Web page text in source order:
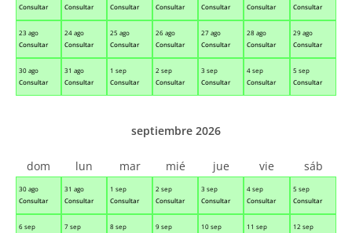
Consultar
Consultar
Consultar
Consultar
Consultar
Consultar
Consultar
23 ago
Consultar
24 ago
Consultar
25 ago
Consultar
26 ago
Consultar
27 ago
Consultar
28 ago
Consultar
29 ago
Consultar
30 ago
Consultar
31 ago
Consultar
1 sep
Consultar
2 sep
Consultar
3 sep
Consultar
4 sep
Consultar
5 sep
Consultar
30 ago
Consultar
31 ago
Consultar
1 sep
Consultar
2 sep
Consultar
3 sep
Consultar
4 sep
Consultar
5 sep
Consultar
6 sep
7 sep
8 sep
9 sep
10 sep
11 sep
12 sep
septiembre 2026
dom lun mar mié jue vie sáb